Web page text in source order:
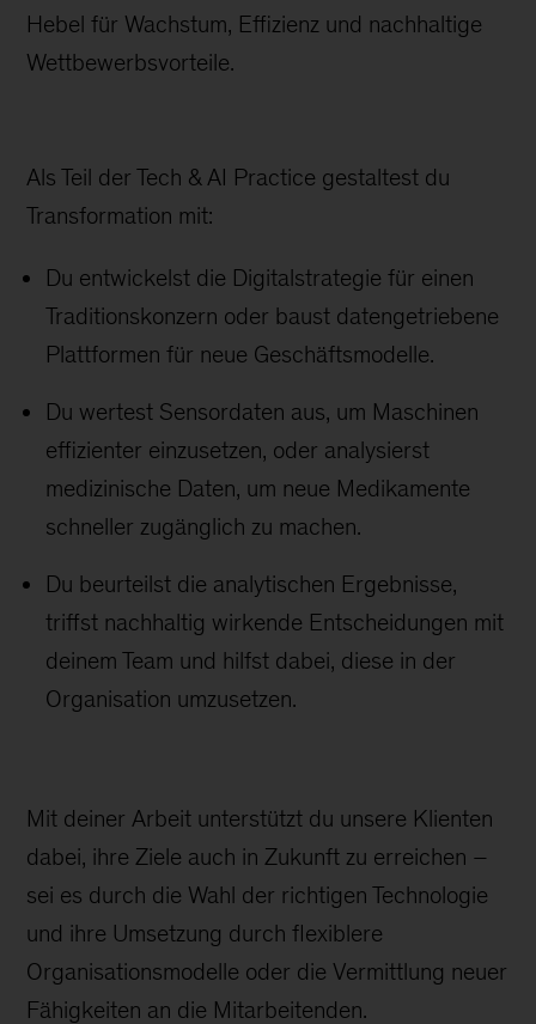
Hebel für Wachstum, Effizienz und nachhaltige
Wettbewerbsvorteile.
Als Teil der Tech & AI Practice gestaltest du
Transformation mit:
Du entwickelst die Digitalstrategie für einen
Traditionskonzern oder baust datengetriebene
Plattformen für neue Geschäftsmodelle.
Du wertest Sensordaten aus, um Maschinen
effizienter einzusetzen, oder analysierst
medizinische Daten, um neue Medikamente
schneller zugänglich zu machen.
Du beurteilst die analytischen Ergebnisse,
triffst nachhaltig wirkende Entscheidungen mit
deinem Team und hilfst dabei, diese in der
Organisation umzusetzen.
Mit deiner Arbeit unterstützt du unsere Klienten
dabei, ihre Ziele auch in Zukunft zu erreichen –
sei es durch die Wahl der richtigen Technologie
und ihre Umsetzung durch flexiblere
Organisationsmodelle oder die Vermittlung neuer
Fähigkeiten an die Mitarbeitenden.